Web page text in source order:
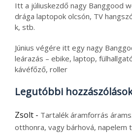
Itt a júliuskezdő nagy Banggood
drága laptopok olcsón, TV
k, stb.
Június végére itt egy nagy
leárazás – ebike, laptop,
kávéfőző, roller
Legutóbbi
Zsolt - Tartalék áramforrás
otthonra, vagy bárhová, napelem